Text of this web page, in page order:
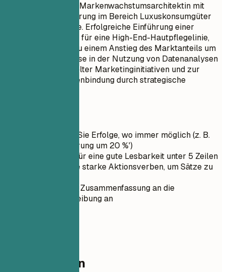
Senior Strategische Markenwachstumsarchitektin mit
über 8 Jahren Erfahrung im Bereich Luxuskonsumgüter
und Markenstrategie. Erfolgreiche Einführung einer
globalen Kampagne für eine High-End-Hautpflegelinie,
die im ersten Jahr zu einem Anstieg des Marktanteils um
30 % führte. Expertise in der Nutzung von Datenanalysen
zur Steuerung gezielter Marketinginitiativen und zur
Stärkung der Markenbindung durch strategische
Quantifizieren Sie Erfolge, wo immer möglich (z. B.
'Umsatzsteigerung um 20 %')
Halten Sie es für eine gute Lesbarkeit unter 5 Zeilen
Verwenden Sie starke Aktionsverben, um Sätze zu
Passen Sie die Zusammenfassung an die
Stellenbeschreibung an
Kompetenzen